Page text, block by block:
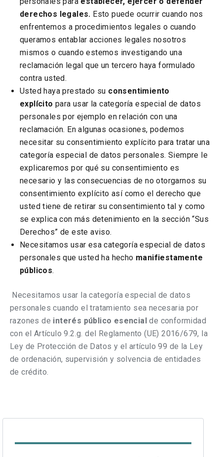
derechos legales. Esto puede ocurrir cuando nos
enfrentemos a procedimientos legales o cuando
queramos entablar acciones legales nosotros
mismos o cuando estemos investigando una
reclamación legal que un tercero haya formulado
contra usted.
Usted haya prestado su consentimiento
explícito para usar la categoría especial de datos
personales por ejemplo en relación con una
reclamación. En algunas ocasiones, podemos
necesitar su consentimiento explícito para tratar una
categoría especial de datos personales. Siempre le
explicaremos por qué su consentimiento es
necesario y las consecuencias de no otorgarnos su
consentimiento explícito así como el derecho que
usted tiene de retirar su consentimiento tal y como
se explica con más detenimiento en la sección “Sus
Derechos” de este aviso.
Necesitamos usar esa categoría especial de datos
personales que usted ha hecho manifiestamente
públicos.
Necesitamos usar la categoría especial de datos
personales cuando el tratamiento sea necesaria por
razones de interés público esencial de conformidad
con el Artículo 9.2.g. del Reglamento (UE) 2016/679, la
Ley de Protección de Datos y el artículo 99 de la Ley
de ordenación, supervisión y solvencia de entidades
de crédito.